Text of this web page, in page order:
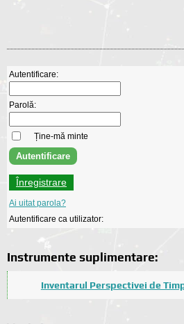
Autentificare:
Parolă:
Ține-mă minte
Înregistrare
Ai uitat parola?
Autentificare ca utilizator:
Instrumente suplimentare:
Inventarul Perspectivei de